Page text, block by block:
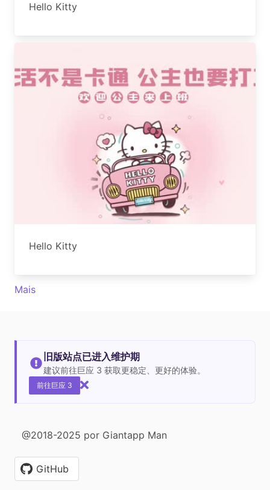
Hello Kitty
Hello Kitty
Mais
旧版站点已进入维护期
建议前往巨应 3 获取更稳定、更好的体验。
前往巨应 3
@2018-2025 por Giantapp Man
GitHub